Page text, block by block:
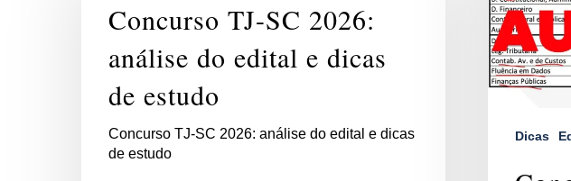
Dicas
Concurso TJ-SC 2026:
análise do edital e dicas
de estudo
Concurso TJ-SC 2026: análise do edital e dicas
de estudo